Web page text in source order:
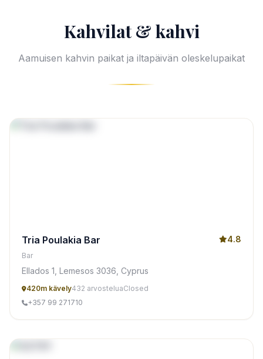
Kahvilat & kahvi
Aamuisen kahvin paikat ja iltapäivän oleskelupaikat
Tria Poulakia Bar 4.8
Bar
Ellados 1, Lemesos 3036, Cyprus
420m kävely432 arvosteluaClosed
+357 99 271710